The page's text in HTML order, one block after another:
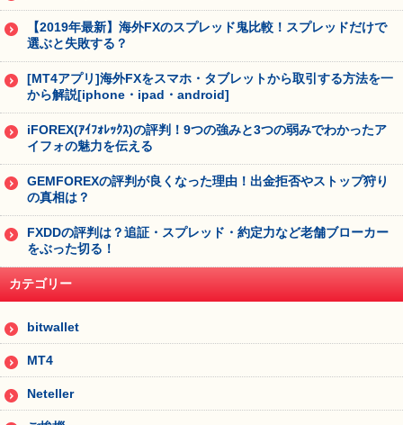
【2019年最新】海外FXのスプレッド鬼比較！スプレッドだけで
選ぶと失敗する？
[MT4アプリ]海外FXをスマホ・タブレットから取引する方法を一
から解説[iphone・ipad・android]
iFOREX(ｱｲﾌｫﾚｯｸｽ)の評判！9つの強みと3つの弱みでわかったア
イフォの魅力を伝える
GEMFOREXの評判が良くなった理由！出金拒否やストップ狩り
の真相は？
FXDDの評判は？追証・スプレッド・約定力など老舗ブローカー
をぶった切る！
カテゴリー
bitwallet
MT4
Neteller